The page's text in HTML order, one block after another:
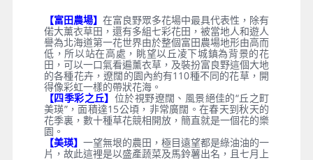
【富田農場】 在富良野眾多花場中最具代表性，除有
偌大薰衣草田，還有多組七彩花田，被當地人和遊人
譽為北海道第一花世界由於整個富田農場地形由高而
低，所以站在高處，眺望以丘凌下城鎮為背景的花
田，可以一口氣看遍薰衣草，及裝扮富良野這個大地
的各種花卉，遼闊的園內約有110種不同的花草，開
得像彩虹一樣的帶狀花海。
【四季彩之丘】 位於視野遼闊、風景絕佳的“丘之町
美瑛”，面積達15公頃，非常廣闊。在春天到秋天的
花季裏，數十種草花競相開放，簡直就是一個花的樂
園。
【美瑛】 一望無垠的農田，極目遠望都是綠油油的一
片，故此這裡是以盛產蔬菜及馬鈴薯出名，且七月上